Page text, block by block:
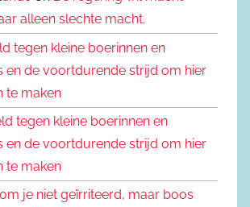
alleen slechte macht.
tegen kleine boerinnen en
en de voortdurende strijd om hier
te maken
tegen kleine boerinnen en
en de voortdurende strijd om hier
te maken
je niet geïrriteerd, maar boos